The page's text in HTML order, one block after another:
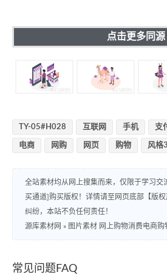
点击更多同源
TY-05#H028 互联网 手机 支
电商 网购 网页 购物 风格3
全站素材均从网上搜集而来，仅限于学习交
买通道]购买版权！详情请至网页底部【版
纠纷，本站不负任何责任！
源库素材网 » 图片素材 网上购物消费电商
常见问题FAQ